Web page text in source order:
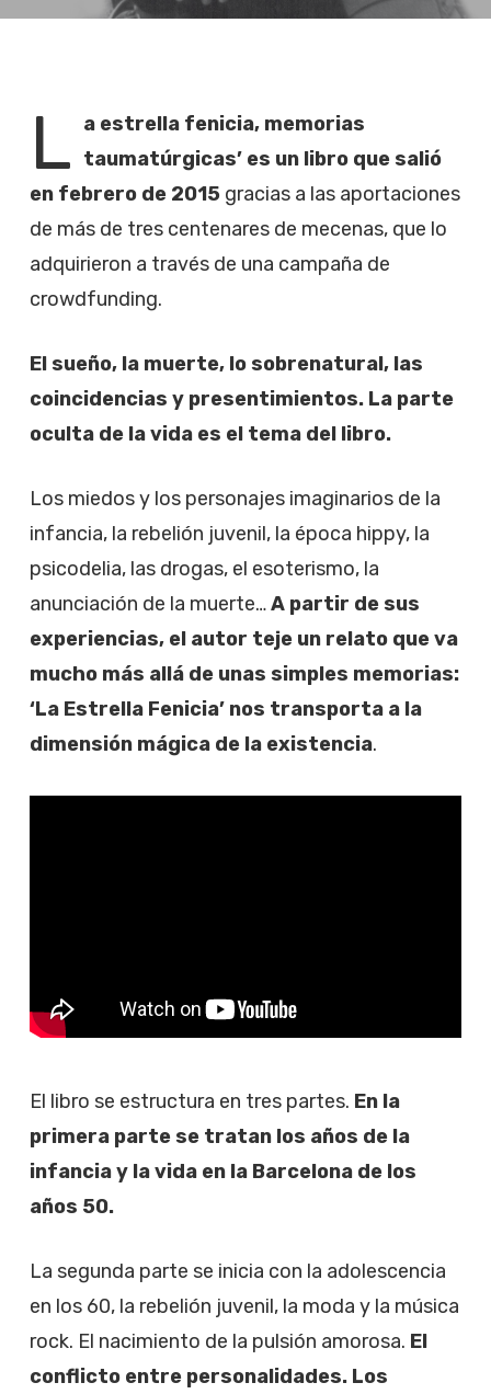
L a estrella fenicia, memorias
taumatúrgicas’ es un libro que salió
en febrero de 2015gracias a las aportaciones
de más de tres centenares de mecenas, que lo
adquirieron a través de una campaña de
crowdfunding.
El sueño, la muerte, lo sobrenatural, las
coincidencias y presentimientos. La parte
oculta de la vida es el tema del libro.
Los miedos y los personajes imaginarios de la
infancia, la rebelión juvenil, la época hippy, la
psicodelia, las drogas, el esoterismo, la
anunciación de la muerte…A partir de sus
experiencias, el autor teje un relato que va
mucho más allá de unas simples memorias:
‘La Estrella Fenicia’ nos transporta a la
dimensión mágica de la existencia.
El libro se estructura en tres partes. En la
primera parte se tratan los años de la
infancia y la vida en la Barcelona de los
años 50.
La segunda parte se inicia con la adolescencia
en los 60, la rebelión juvenil, la moda y la música
rock. El nacimiento de la pulsión amorosa. El
conflicto entre personalidades. Los